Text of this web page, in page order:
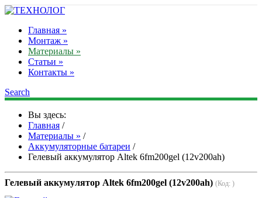
Главная »
Монтаж »
Материалы »
Статьи »
Контакты »
Search
Вы здесь:
Главная /
Материалы » /
Аккумуляторные батареи /
Гелевый аккумулятор Altek 6fm200gel (12v200ah)
Гелевый аккумулятор Altek 6fm200gel (12v200ah) (Код: )